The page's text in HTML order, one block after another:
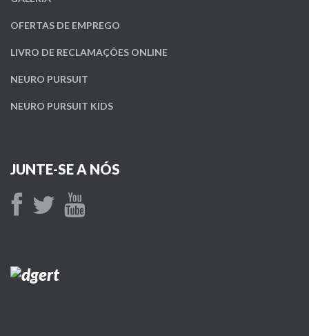
OFERTAS DE EMPREGO
LIVRO DE RECLAMAÇÕES ONLINE
NEURO PURSUIT
NEURO PURSUIT KIDS
JUNTE-SE A NÓS